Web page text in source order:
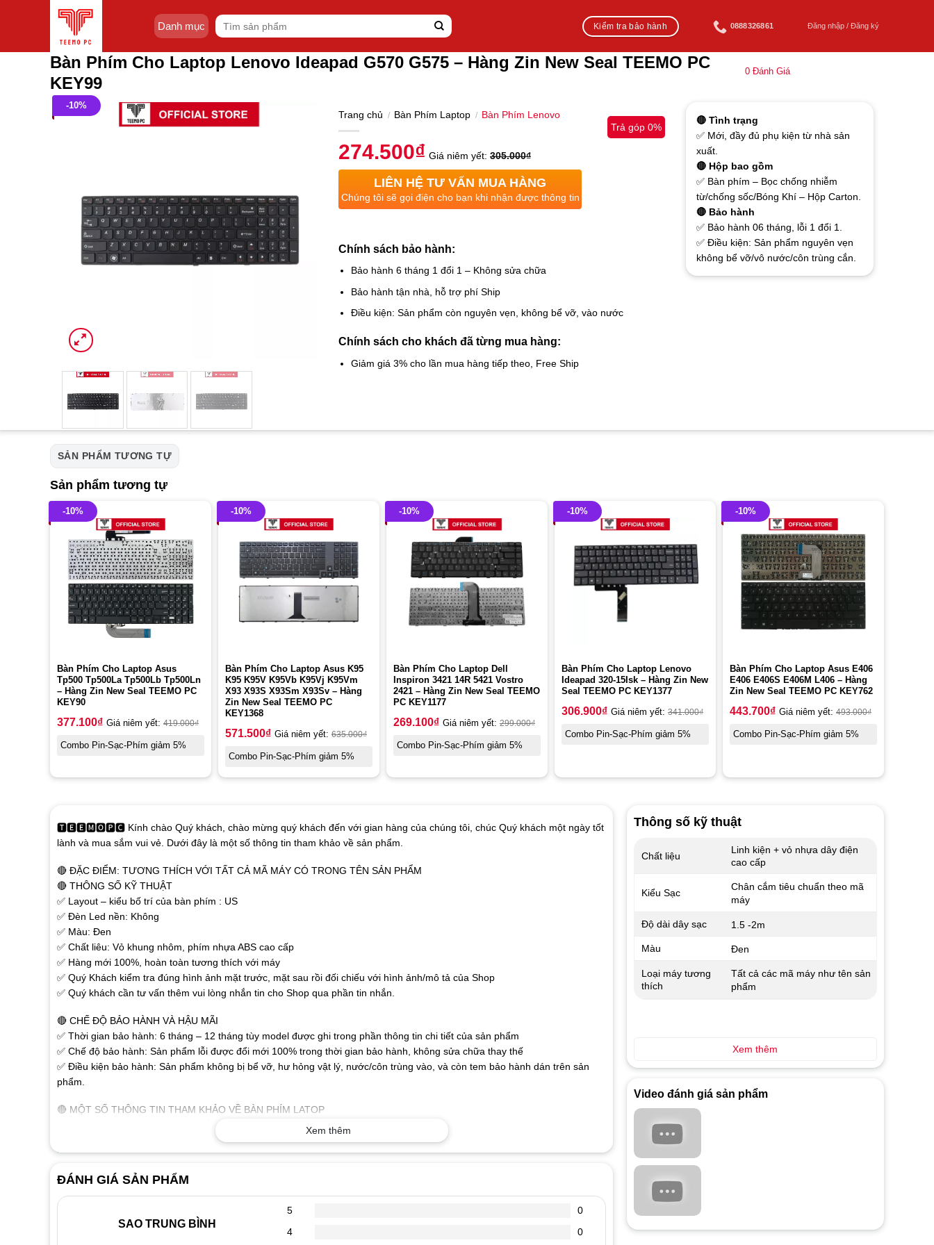
Danh mục
Tìm
kiếm:
Kiểm tra bảo hành 0888326861 Đăng nhập / Đăng ký
Bàn Phím Cho Laptop Lenovo Ideapad G570 G575 – Hàng Zin New Seal TEEMO PC
KEY99
0 Đánh Giá
-10%
Trang chủ / Bàn Phím Laptop / Bàn Phím Lenovo
274.500₫ Giá niêm yết: 305.000₫
Trả góp 0%
LIÊN HỆ TƯ VẤN MUA HÀNG
Chúng tôi sẽ gọi điện cho bạn khi nhận được thông tin
Chính sách bảo hành:
Bảo hành 6 tháng 1 đổi 1 – Không sửa chữa
Bảo hành tận nhà, hỗ trợ phí Ship
Điều kiện: Sản phẩm còn nguyên vẹn, không bể vỡ, vào nước
Chính sách cho khách đã từng mua hàng:
Giảm giá 3% cho lần mua hàng tiếp theo, Free Ship
🔴 Tình trạng
✅ Mới, đầy đủ phụ kiện từ nhà sản
xuất.
🔴 Hộp bao gồm
✅ Bàn phím – Bọc chống nhiễm
từ/chống sốc/Bóng Khí – Hộp Carton.
🔴 Bảo hành
✅ Bảo hành 06 tháng, lỗi 1 đổi 1.
✅ Điều kiện: Sản phẩm nguyên vẹn
không bể vỡ/vô nước/côn trùng cắn.
SẢN PHẨM TƯƠNG TỰ
Sản phẩm tương tự
-10%
Bàn Phím Cho Laptop Asus
Tp500 Tp500La Tp500Lb Tp500Ln
– Hàng Zin New Seal TEEMO PC
KEY90
377.100₫ Giá niêm yết: 419.000₫
Combo Pin-Sạc-Phím giảm 5%
-10%
Bàn Phím Cho Laptop Asus K95
K95 K95V K95Vb K95Vj K95Vm
X93 X93S X93Sm X93Sv – Hàng
Zin New Seal TEEMO PC
KEY1368
571.500₫ Giá niêm yết: 635.000₫
Combo Pin-Sạc-Phím giảm 5%
-10%
Bàn Phím Cho Laptop Dell
Inspiron 3421 14R 5421 Vostro
2421 – Hàng Zin New Seal TEEMO
PC KEY1177
269.100₫ Giá niêm yết: 299.000₫
Combo Pin-Sạc-Phím giảm 5%
-10%
Bàn Phím Cho Laptop Lenovo
Ideapad 320-15Isk – Hàng Zin New
Seal TEEMO PC KEY1377
306.900₫ Giá niêm yết: 341.000₫
Combo Pin-Sạc-Phím giảm 5%
-10%
Bàn Phím Cho Laptop Asus E406
E406 E406S E406M L406 – Hàng
Zin New Seal TEEMO PC KEY762
443.700₫ Giá niêm yết: 493.000₫
Combo Pin-Sạc-Phím giảm 5%
🆃🅴🅴🅼🅾🅿🅲 Kính chào Quý khách, chào mừng quý khách đến với gian hàng của chúng tôi, chúc Quý khách một ngày tốt
lành và mua sắm vui vẻ. Dưới đây là một số thông tin tham khảo về sản phẩm.
🔴 ĐẶC ĐIỂM: TƯƠNG THÍCH VỚI TẤT CẢ MÃ MÁY CÓ TRONG TÊN SẢN PHẨM
🔴 THÔNG SỐ KỸ THUẬT
✅ Layout – kiểu bố trí của bàn phím : US
✅ Đèn Led nền: Không
✅ Màu: Đen
✅ Chất liêu: Vỏ khung nhôm, phím nhựa ABS cao cấp
✅ Hàng mới 100%, hoàn toàn tương thích với máy
✅ Quý Khách kiểm tra đúng hình ảnh mặt trước, mặt sau rồi đối chiếu với hình ảnh/mô tả của Shop
✅ Quý khách cần tư vấn thêm vui lòng nhắn tin cho Shop qua phần tin nhắn.
🔴 CHẾ ĐỘ BẢO HÀNH VÀ HẬU MÃI
✅ Thời gian bảo hành: 6 tháng – 12 tháng tùy model được ghi trong phần thông tin chi tiết của sản phẩm
✅ Chế độ bảo hành: Sản phẩm lỗi được đổi mới 100% trong thời gian bảo hành, không sửa chữa thay thế
✅ Điều kiện bảo hành: Sản phẩm không bị bể vỡ, hư hỏng vật lý, nước/côn trùng vào, và còn tem bảo hành dán trên sản
phẩm.
🔴 MỘT SỐ THÔNG TIN THAM KHẢO VỀ BÀN PHÍM LATOP
✅ Các chữ, số trên phím được khắc nổi bằng công nghệ cao nên không lo bị nhòe hay mất nét, bền bỉ với thời gian.
✅ Sử dụng đầu cáp thông dụng dành cho laptop, người dùng có thể kết nối bàn phím với máy tính và sử dụng ngay mà
không cần phải cài đặt. Sản phẩm tương thích tốt với tất cả hệ điều hành hiện nay.
✅ Thiết kế như bàn phím gốc, tháo ra là thay được ngay. Phím có độ nhạy và độ nảy tốt giúp gõ nhanh và chính xác
🔴 DẤU HIỆU NHẬN BIẾT KHI BÀN PHÍM LAPTOP BỊ HỎNG
✅ Khi đánh máy màn hình xuất hiện các ký tự lạ như: hhhhhhhhh, mmmmmm……… xuất hiện liền mạch.
✅ Liệt phím biểu hiện có phím đánh được có phím không đánh được. Có lúc đánh thì hiện ra chữ có lúc đánh không hiện ra
Xem thêm
ĐÁNH GIÁ SẢN PHẨM
SAO TRUNG BÌNH
5
0
4
0
Thông số kỹ thuật
Chất liệu
Linh kiện + vỏ nhựa dây điện
cao cấp
Kiểu Sạc
Chân cắm tiêu chuẩn theo mã
máy
Độ dài dây sạc 1.5 -2m
Màu Đen
Loại máy tương
thích
Tất cả các mã máy như tên sản
phẩm
Xem thêm
Video đánh giá sản phẩm